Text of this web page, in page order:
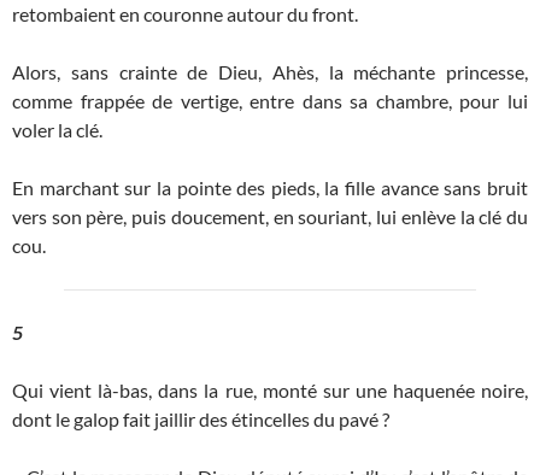
retombaient en couronne autour du front.
Alors, sans crainte de Dieu, Ahès, la méchante princesse,
comme frappée de vertige, entre dans sa chambre, pour lui
voler la clé.
En marchant sur la pointe des pieds, la fille avance sans bruit
vers son père, puis doucement, en souriant, lui enlève la clé du
cou.
5
Qui vient là-bas, dans la rue, monté sur une haquenée noire,
dont le galop fait jaillir des étincelles du pavé ?